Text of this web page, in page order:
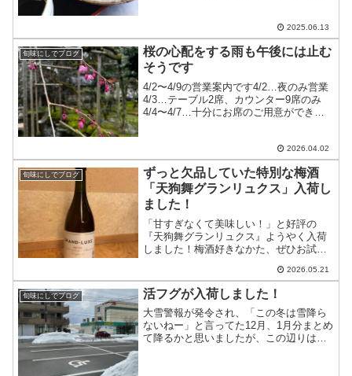
2025.06.13
旬味にしでブログ
桜の心配をする雨も午後には止む
そうです
4/2〜4/9の営業案内です4/2…夜のみ営業
4/3…テーブル2席、カウンター9席のみ
4/4〜4/7…十分にお席のご用意ができま
2026.04.02
旬味にしでブログ
ずっと欠品していた特別な梅酒
「天狗舞グランリュクス」入荷し
ました！
「甘すぎなくて美味しい！」と好評の
『天狗舞グランリュクス』ようやく入荷
しました！梅酒好きなかた、ぜひお試し
2026.05.21
旬味にしでブログ 活フグが入荷しました！
大雪警報が発令され、「この冬は雪降ら
ないねー」と言ってた12月、1月分まとめ
て降るかと思いましたが、この辺りは普